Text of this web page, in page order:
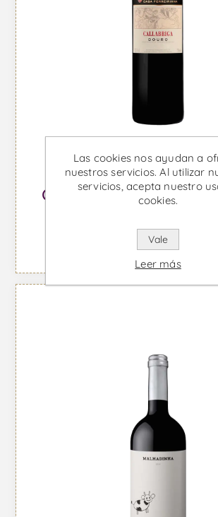
Callabriga Magnum -
Las cookies nos ayudan a
nuestros servicios. Al utilizar
servicios, acepta nuestro
cookies.
Vale
Leer más